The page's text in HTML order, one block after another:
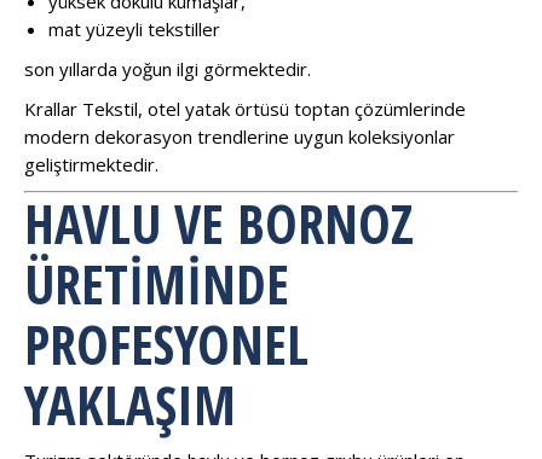
mat yüzeyli tekstiller
son yıllarda yoğun ilgi görmektedir.
Krallar Tekstil, otel yatak örtüsü toptan çözümlerinde
modern dekorasyon trendlerine uygun koleksiyonlar
geliştirmektedir.
HAVLU VE BORNOZ
ÜRETIMINDE
PROFESYONEL
YAKLAŞIM